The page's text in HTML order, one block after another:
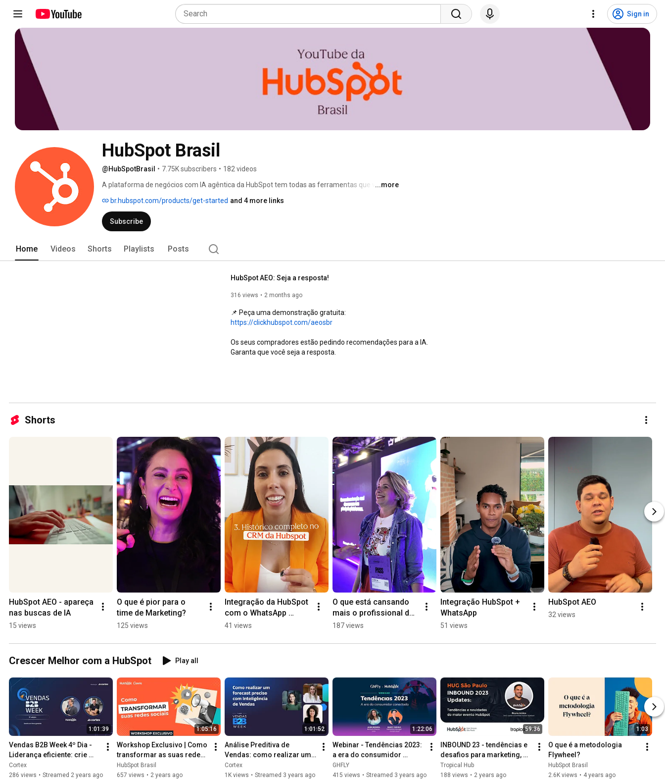
Sign in
HubSpot Brasil
@HubSpotBrasil • 7.75K subscribers • 182 videos
A plataforma de negócios com IA agêntica da HubSpot tem todas as ferramentas que você
canal, veja dicas de como usar as nossas ferramentas, orientações sobre marketing, IA,
vendas, serviço ao cliente, gestão de conteúdo e outros, além de depoimentos de clientes e
casos de sucesso usando a nossa plataforma.
...more
br.hubspot.com/products/get-started and 4 more links
Subscribe
Home Videos Shorts Playlists Posts
HubSpot AEO: Seja a resposta!
316 views 2 months ago
https://clickhubspot.com/aeosbr
Os seus compradores estão pedindo recomendações para a IA.
Garanta que você seja a resposta.
Shorts
HubSpot AEO - apareça
nas buscas de IA
15 views
O que é pior para o
time de Marketing?
125 views
Integração da HubSpot
com o WhatsApp
Coexistence
41 views
O que está cansando
mais o profissional de
marketing?
187 views
Integração HubSpot +
WhatsApp
51 views
HubSpot AEO
32 views
Crescer Melhor com a HubSpot Play all
1:01:39
Vendas B2B Week 4º Dia -
Liderança eficiente: crie
processos cíclicos e
gerencie a máquina de
Cortex
286 views • Streamed 2 years ago
1:05:16
Workshop Exclusivo | Como
transformar as suas redes
sociais com o Canva e a
HubSpot
HubSpot Brasil
657 views • 2 years ago
1:01:52
Análise Preditiva de
Vendas: como realizar um
forecast preciso com
Inteligência de Vendas
Cortex
1K views • Streamed 3 years ago
1:22:06
Webinar - Tendências 2023:
a era do consumidor
conectado
GHFLY
415 views • Streamed 3 years ago
59:36
INBOUND 23 - tendências e
desafios para marketing,
vendas e atendimento
[Webinar]
Tropical Hub
188 views • 2 years ago
1:03
O que é a metodologia
Flywheel?
HubSpot Brasil
2.6K views • 4 years ago